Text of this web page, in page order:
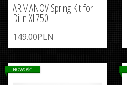
ARMANOV Spring Kit for
Dilln XL750
149.00PLN
NOWOŚĆ